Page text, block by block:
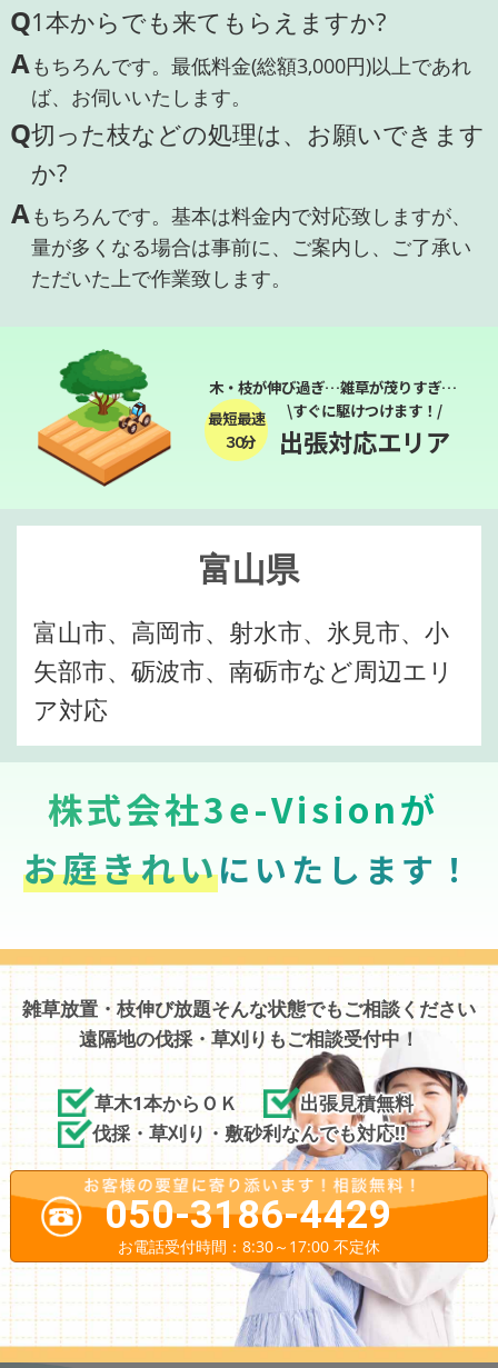
Q1本からでも来てもらえますか?
Aもちろんです。最低料金(総額3,000円)以上であれ
ば、お伺いいたします。
Q切った枝などの処理は、お願いできます
か?
Aもちろんです。基本は料金内で対応致しますが、
量が多くなる場合は事前に、ご案内し、ご了承い
ただいた上で作業致します。
木・枝が伸び過ぎ…雑草が茂りすぎ…
最短最速
３０分
\すぐに駆けつけます！/
出張対応エリア
富山県
富山市、高岡市、射水市、氷見市、小
矢部市、砺波市、南砺市など周辺エリ
ア対応
株式会社3e-Visionが
お庭きれいにいたします！
雑草放置・枝伸び放題そんな状態でもご相談ください
遠隔地の伐採・草刈りもご相談受付中！
草木1本からＯＫ
出張見積無料
伐採・草刈り・敷砂利なんでも対応!!
050-3186-4429
お電話受付時間：8:30～17:00 不定休